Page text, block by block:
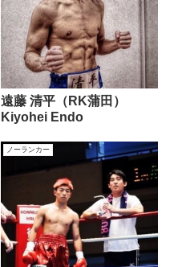
遠藤 清平（RK蒲田）
Kiyohei Endo
ノーランカー